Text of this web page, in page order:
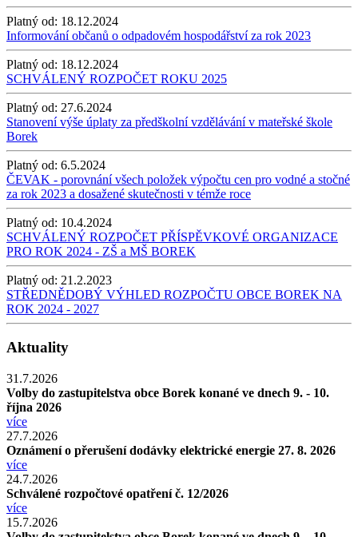
Platný od: 18.12.2024
Informování občanů o odpadovém hospodářství za rok 2023
Platný od: 18.12.2024
SCHVÁLENÝ ROZPOČET ROKU 2025
Platný od: 27.6.2024
Stanovení výše úplaty za předškolní vzdělávání v mateřské škole
Borek
Platný od: 6.5.2024
ČEVAK - porovnání všech položek výpočtu cen pro vodné a stočné
za rok 2023 a dosažené skutečnosti v témže roce
Platný od: 10.4.2024
SCHVÁLENÝ ROZPOČET PŘÍSPĚVKOVÉ ORGANIZACE
PRO ROK 2024 - ZŠ a MŠ BOREK
Platný od: 21.2.2023
STŘEDNĚDOBÝ VÝHLED ROZPOČTU OBCE BOREK NA
ROK 2024 - 2027
Aktuality
31.7.2026
Volby do zastupitelstva obce Borek konané ve dnech 9. - 10.
října 2026
více
27.7.2026
Oznámení o přerušení dodávky elektrické energie 27. 8. 2026
více
24.7.2026
Schválené rozpočtové opatření č. 12/2026
více
15.7.2026